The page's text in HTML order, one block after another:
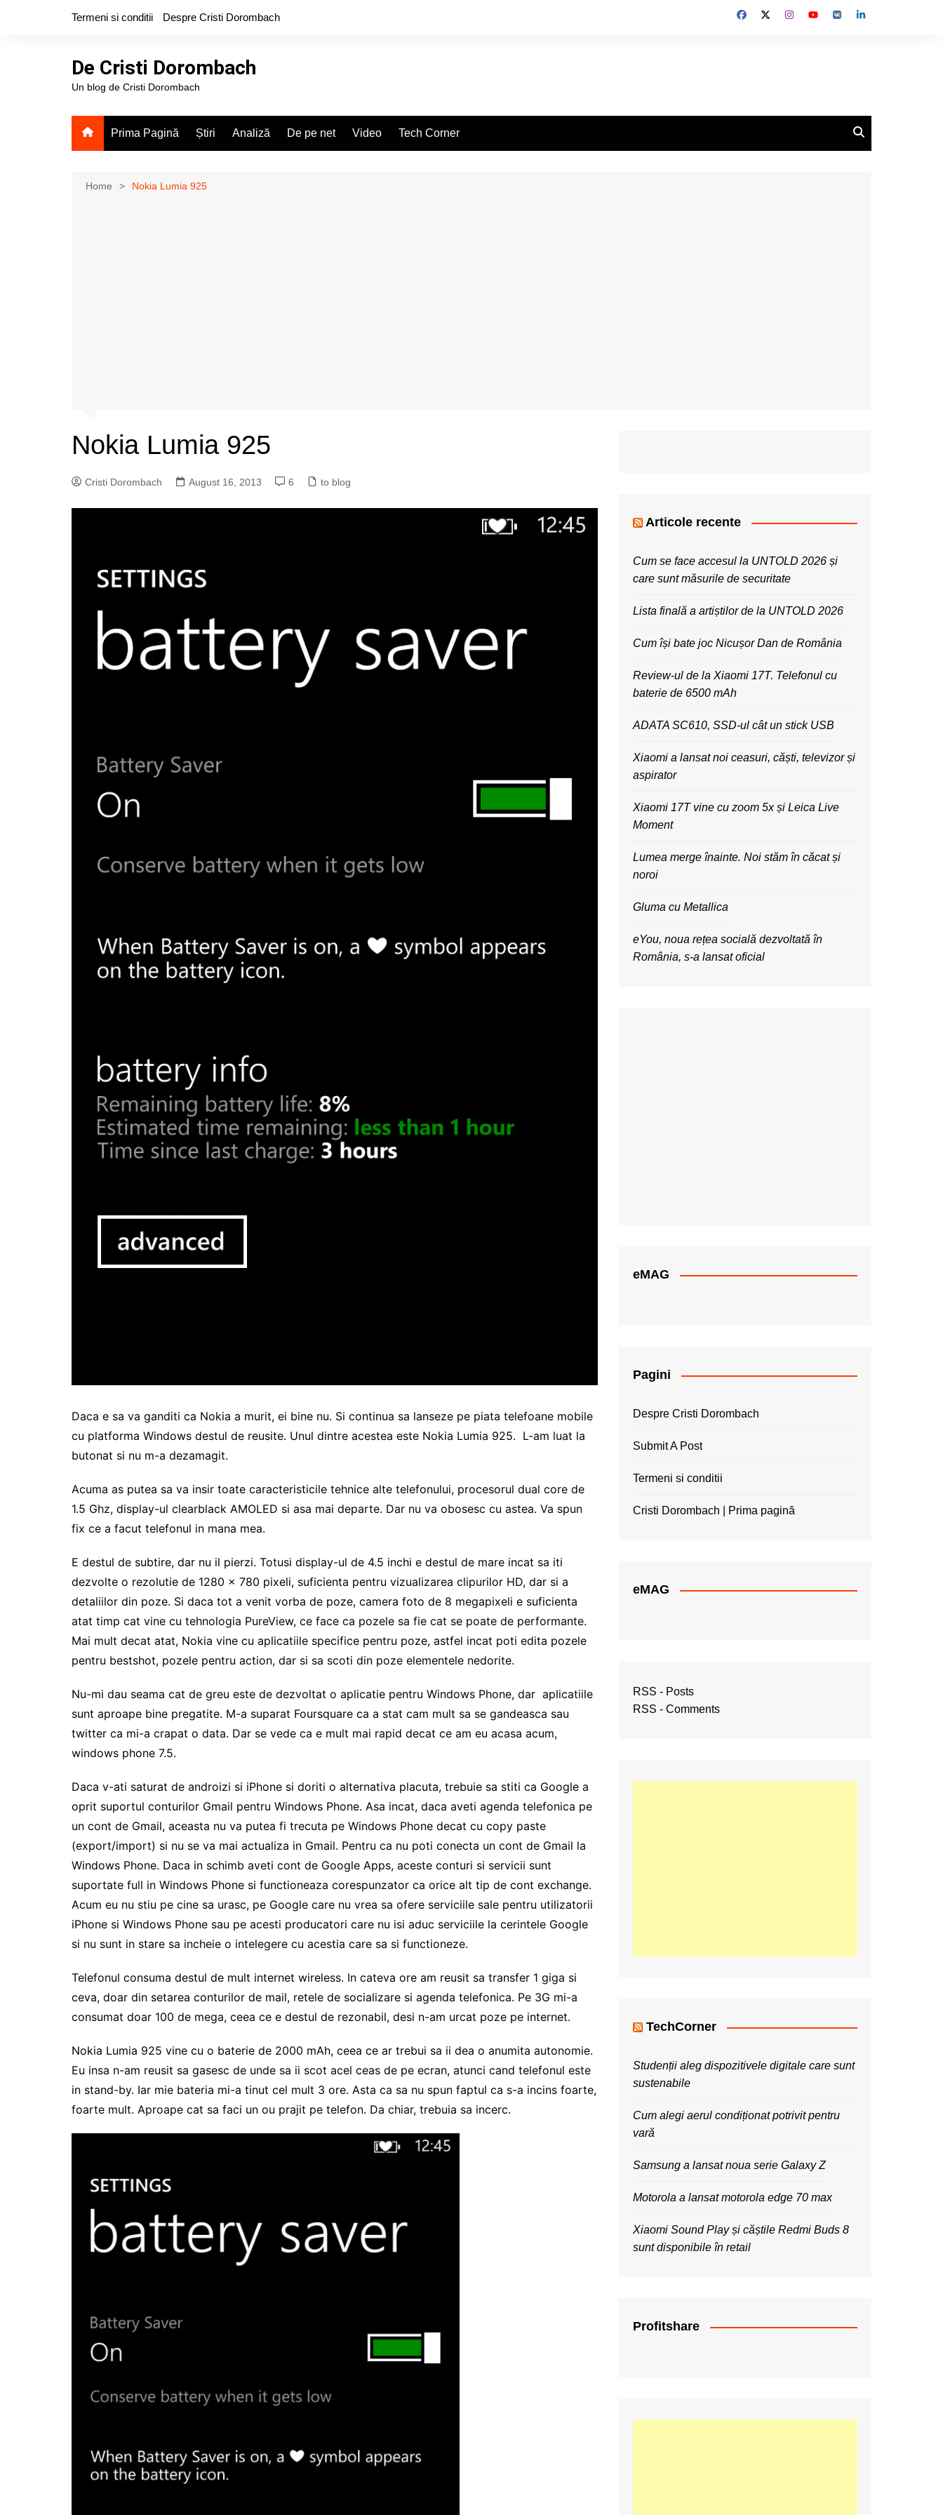
Termeni si conditii Despre Cristi Dorombach
De Cristi Dorombach
Un blog de Cristi Dorombach
Prima Pagină Știri Analiză De pe net Video Tech Corner
Home Nokia Lumia 925
Nokia Lumia 925
Cristi Dorombach August 16, 2013 6 to blog
Daca e sa va ganditi ca Nokia a murit, ei bine nu. Si continua sa lanseze pe piata telefoane mobile
cu platforma Windows destul de reusite. Unul dintre acestea este Nokia Lumia 925. L-am luat la
butonat si nu m-a dezamagit.
Acuma as putea sa va insir toate caracteristicile tehnice alte telefonului, procesorul dual core de
1.5 Ghz, display-ul clearblack AMOLED si asa mai departe. Dar nu va obosesc cu astea. Va spun
fix ce a facut telefonul in mana mea.
E destul de subtire, dar nu il pierzi. Totusi display-ul de 4.5 inchi e destul de mare incat sa iti
dezvolte o rezolutie de 1280 x 780 pixeli, suficienta pentru vizualizarea clipurilor HD, dar si a
detaliilor din poze. Si daca tot a venit vorba de poze, camera foto de 8 megapixeli e suficienta
atat timp cat vine cu tehnologia PureView, ce face ca pozele sa fie cat se poate de performante.
Mai mult decat atat, Nokia vine cu aplicatiile specifice pentru poze, astfel incat poti edita pozele
pentru bestshot, pozele pentru action, dar si sa scoti din poze elementele nedorite.
Nu-mi dau seama cat de greu este de dezvoltat o aplicatie pentru Windows Phone, dar aplicatiile
sunt aproape bine pregatite. M-a suparat Foursquare ca a stat cam mult sa se gandeasca sau
twitter ca mi-a crapat o data. Dar se vede ca e mult mai rapid decat ce am eu acasa acum,
windows phone 7.5.
Daca v-ati saturat de androizi si iPhone si doriti o alternativa placuta, trebuie sa stiti ca Google a
oprit suportul conturilor Gmail pentru Windows Phone. Asa incat, daca aveti agenda telefonica pe
un cont de Gmail, aceasta nu va putea fi trecuta pe Windows Phone decat cu copy paste
(export/import) si nu se va mai actualiza in Gmail. Pentru ca nu poti conecta un cont de Gmail la
Windows Phone. Daca in schimb aveti cont de Google Apps, aceste conturi si servicii sunt
suportate full in Windows Phone si functioneaza corespunzator ca orice alt tip de cont exchange.
Acum eu nu stiu pe cine sa urasc, pe Google care nu vrea sa ofere serviciile sale pentru utilizatorii
iPhone si Windows Phone sau pe acesti producatori care nu isi aduc serviciile la cerintele Google
si nu sunt in stare sa incheie o intelegere cu acestia care sa si functioneze.
Telefonul consuma destul de mult internet wireless. In cateva ore am reusit sa transfer 1 giga si
ceva, doar din setarea conturilor de mail, retele de socializare si agenda telefonica. Pe 3G mi-a
consumat doar 100 de mega, ceea ce e destul de rezonabil, desi n-am urcat poze pe internet.
Nokia Lumia 925 vine cu o baterie de 2000 mAh, ceea ce ar trebui sa ii dea o anumita autonomie.
Eu insa n-am reusit sa gasesc de unde sa ii scot acel ceas de pe ecran, atunci cand telefonul este
in stand-by. Iar mie bateria mi-a tinut cel mult 3 ore. Asta ca sa nu spun faptul ca s-a incins foarte,
foarte mult. Aproape cat sa faci un ou prajit pe telefon. Da chiar, trebuia sa incerc.
Articole recente
Cum se face accesul la UNTOLD 2026 și
care sunt măsurile de securitate
Lista finală a artiștilor de la UNTOLD 2026
Cum își bate joc Nicușor Dan de România
Review-ul de la Xiaomi 17T. Telefonul cu
baterie de 6500 mAh
ADATA SC610, SSD-ul cât un stick USB
Xiaomi a lansat noi ceasuri, căști, televizor și
aspirator
Xiaomi 17T vine cu zoom 5x și Leica Live
Moment
Lumea merge înainte. Noi stăm în căcat și
noroi
Gluma cu Metallica
eYou, noua rețea socială dezvoltată în
România, s-a lansat oficial
eMAG
Pagini
Despre Cristi Dorombach
Submit A Post
Termeni si conditii
Cristi Dorombach | Prima pagină
eMAG
RSS - Posts
RSS - Comments
TechCorner
Studenții aleg dispozitivele digitale care sunt
sustenabile
Cum alegi aerul condiționat potrivit pentru
vară
Samsung a lansat noua serie Galaxy Z
Motorola a lansat motorola edge 70 max
Xiaomi Sound Play și căștile Redmi Buds 8
sunt disponibile în retail
Profitshare